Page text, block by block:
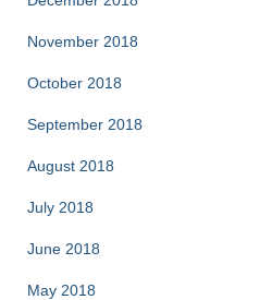
November 2018
October 2018
September 2018
August 2018
July 2018
June 2018
May 2018